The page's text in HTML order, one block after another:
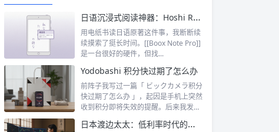
日语沉浸式阅读神器：Hoshi Reader Android 与 Chimahon
用电纸书读日语原著这件事，我断断续
续摸索了挺长时间。[[Boox Note Pro]]
是一台很好的硬件，但找...
Yodobashi 积分快过期了怎么办
前阵子我写过一篇「 ビックカメラ积分
快过期了怎么办 」，起因是手机上突然
收到积分即将失效的提醒。后来我发
日本渡边太太：低利率时代的散户传奇